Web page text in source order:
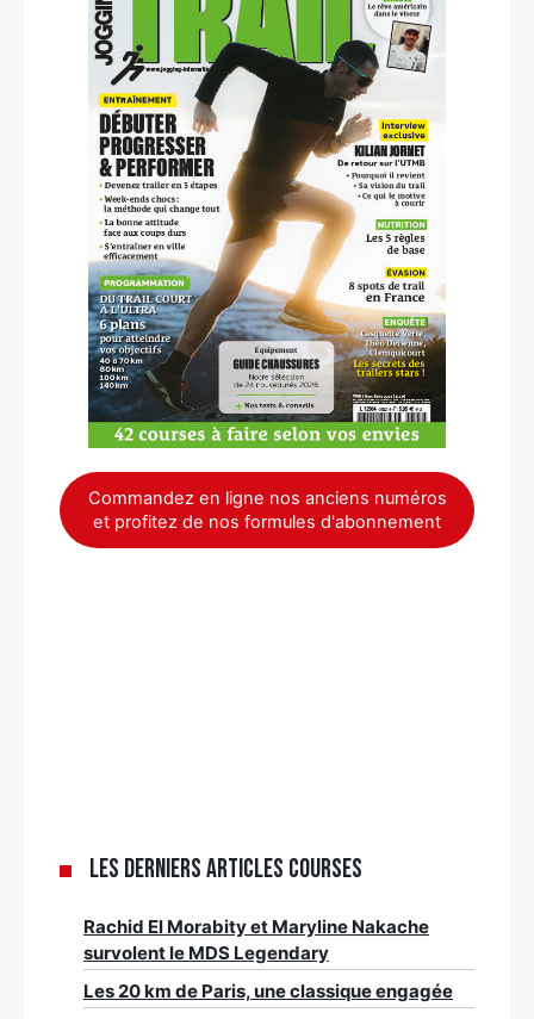
Commandez en ligne nos anciens numéros
et profitez de nos formules d'abonnement
Les derniers articles Courses
Rachid El Morabity et Maryline Nakache
survolent le MDS Legendary
Les 20 km de Paris, une classique engagée
Rechercher